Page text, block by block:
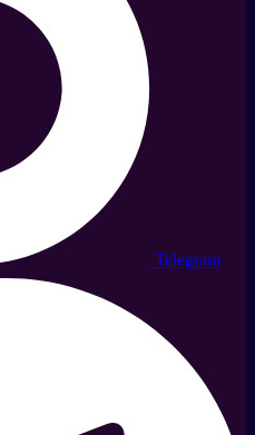
Telegram